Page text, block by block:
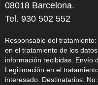
08018 Barcelona.
Tel. 930 502 552
Responsable del
en el tratamiento de los
información recibidas. Envío
Legitimación en el
interesado. Destinatarios: